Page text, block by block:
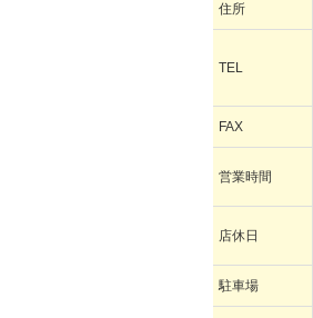
住所
TEL
FAX
営業時間
店休日
駐車場